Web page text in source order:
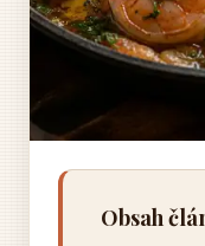
Obsah